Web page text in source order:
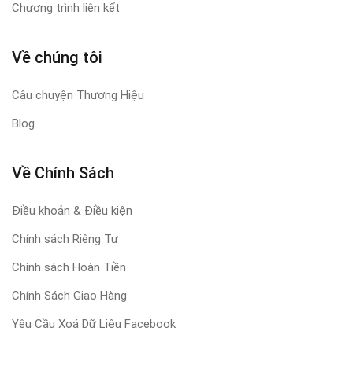
Chương trình liên kết
Về chúng tôi
Câu chuyện Thương Hiệu
Blog
Về Chính Sách
Điều khoản & Điều kiện
Chính sách Riêng Tư
Chính sách Hoàn Tiền
Chính Sách Giao Hàng
Yêu Cầu Xoá Dữ Liệu Facebook